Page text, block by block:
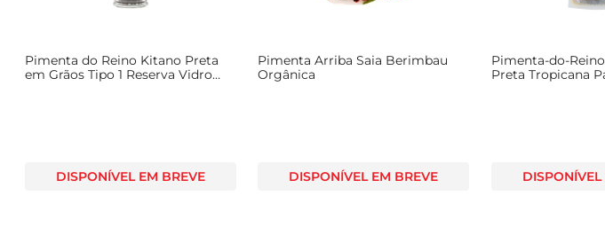
Informações Adicionais
permitindo que você tenha sempre à mão um tempero de qualidade para suas
sua família e amigos.
Pimenta do Reino Kitano Preta
em Grãos Tipo 1 Reserva Vidro
DISPONÍVEL EM BREVE
Pimenta Arriba Saia Berimbau
Orgânica
DISPONÍVEL EM BREVE
Pimenta-do-
Preta Tropicana